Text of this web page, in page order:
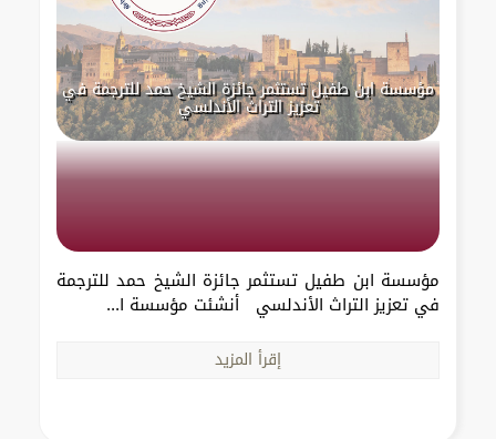
مؤسسة ابن طفيل تستثمر جائزة الشيخ حمد للترجمة في
تعزيز التراث الأندلسي
مؤسسة ابن طفيل تستثمر جائزة الشيخ حمد للترجمة
في تعزيز التراث الأندلسي أنشئت مؤسسة ا...
إقرأ المزيد